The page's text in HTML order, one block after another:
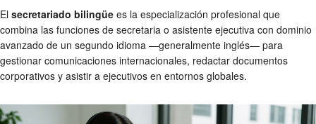
El secretariado bilingüe es la especialización profesional que
combina las funciones de secretaria o asistente ejecutiva con dominio
avanzado de un segundo idioma —generalmente inglés— para
gestionar comunicaciones internacionales, redactar documentos
corporativos y asistir a ejecutivos en entornos globales.